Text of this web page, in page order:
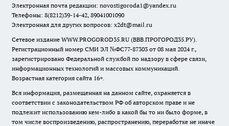
Электронная почта редакции: novostigoroda1@yandex.ru
Телефоны: 8(8212)39-14-42, 89041001090
Электронная для других вопросов: x2dt@mail.ru
Сетевое издание WWW.PROGOROD35.RU (ВВВ.ПРОГОРОД35.РУ).
Регистрационный номер СМИ ЭЛ №ФС77-87303 от 08 мая 2024 г.,
зарегистрировано Федеральной службой по надзору в сфере связи,
информационных технологий и массовых коммуникаций.
Возрастная категория сайта 16+.
Вся информация, размещенная на данном сайте, охраняется в
соответствии с законодательством РФ об авторском праве и не
подлежит использованию кем-либо в какой бы то ни было форме, в
том числе воспроизведению, распространению, переработке не иначе